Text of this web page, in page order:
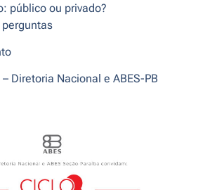
público ou privado?
Diretoria Nacional e ABES-PB